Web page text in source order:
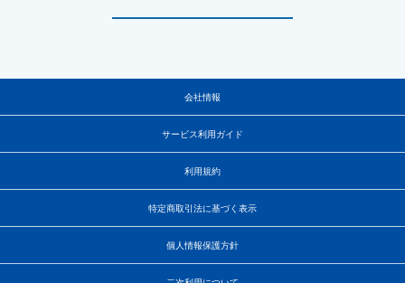
会社情報
サービス利用ガイド
利用規約
特定商取引法に基づく表示
個人情報保護方針